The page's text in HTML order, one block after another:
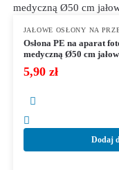
JAŁOWE OSŁONY NA
Osłona PE na aparat
medyczną Ø50 cm
5,90 zł
Dodaj